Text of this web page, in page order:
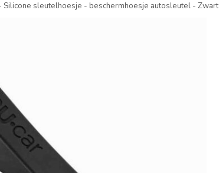
sleutelhoesje - beschermhoesje autosleutel - Zwart